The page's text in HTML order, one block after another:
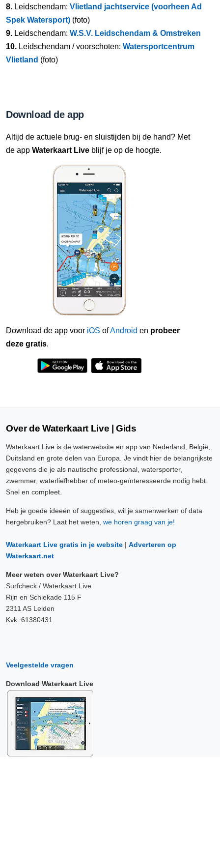
8. Leidschendam: Vlietland jachtservice (voorheen Ad
Spek Watersport) (foto)
9. Leidschendam: W.S.V. Leidschendam & Omstreken
10. Leidschendam / voorschoten: Watersportcentrum
Vlietland (foto)
Download de app
Altijd de actuele brug- en sluistijden bij de hand? Met
de app Waterkaart Live blijf je op de hoogte.
Download de app voor iOS ofAndroid en probeer
deze gratis.
Over de Waterkaart Live | Gids
Waterkaart Live is de waterwebsite en app van Nederland, België,
Duitsland en grote delen van Europa. Je vindt hier de belangrijkste
gegevens die je als nautische professional, watersporter,
zwemmer, waterliefhebber of meteo-geïnteresseerde nodig hebt.
Snel en compleet.
Heb je goede ideeën of suggesties, wil je samenwerken of data
hergebruiken? Laat het weten, we horen graag van je!
Waterkaart Live gratis in je website | Adverteren op
Waterkaart.net
Meer weten over Waterkaart Live?
Surfcheck / Waterkaart Live
Rijn en Schiekade 115 F
2311 AS Leiden
Kvk: 61380431
Veelgestelde vragen
Download Waterkaart Live